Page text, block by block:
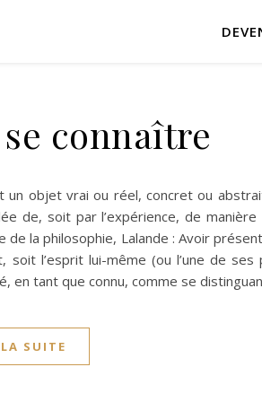
connaître
un objet vrai ou réel, concret ou
de, soit par l’expérience, de
la philosophie, Lalande : Avoir
l’esprit lui-même (ou l’une de ses
tant que connu, comme se
SUITE